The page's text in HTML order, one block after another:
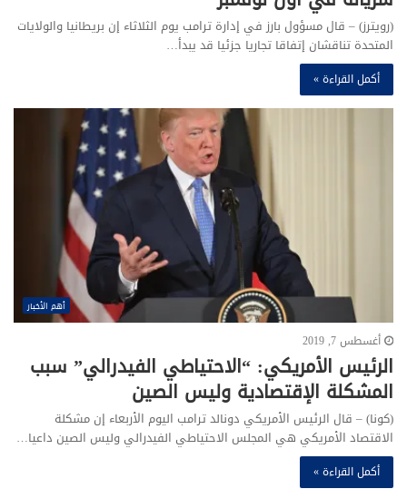
(رويترز) – قال مسؤول بارز في إدارة ترامب يوم الثلاثاء إن بريطانيا والولايات
المتحدة تناقشان إتفاقا تجاريا جزئيا قد يبدأ…
أكمل القراءة »
أهم الأخبار
أغسطس 7, 2019
الرئيس الأمريكي: “الاحتياطي الفيدرالي” سبب
المشكلة الإقتصادية وليس الصين
(كونا) – قال الرئيس الأمريكي دونالد ترامب اليوم الأربعاء إن مشكلة
الاقتصاد الأمريكي هي المجلس الاحتياطي الفيدرالي وليس الصين داعيا…
أكمل القراءة »